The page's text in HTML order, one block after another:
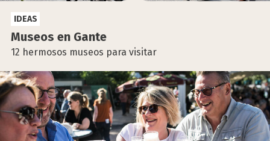
Museos en Gan­te
12 hermosos museos para visitar
IDEAS